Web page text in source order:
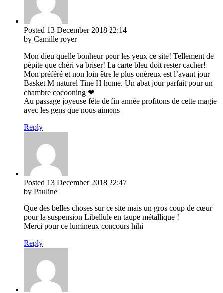
Posted 13 December 2018 22:14
by Camille royer
Mon dieu quelle bonheur pour les yeux ce site! Tellement de
pépite que chéri va briser! La carte bleu doit rester cacher!
Mon préféré et non loin être le plus onéreux est l’avant jour
Basket M naturel Tine H home. Un abat jour parfait pour un
chambre cocooning ❤
Au passage joyeuse fête de fin année profitons de cette magie
avec les gens que nous aimons
Reply
Posted 13 December 2018 22:47
by Pauline
Que des belles choses sur ce site mais un gros coup de cœur
pour la suspension Libellule en taupe métallique !
Merci pour ce lumineux concours hihi
Reply